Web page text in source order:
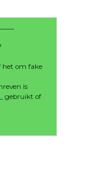
het om fake
is
gebruikt of